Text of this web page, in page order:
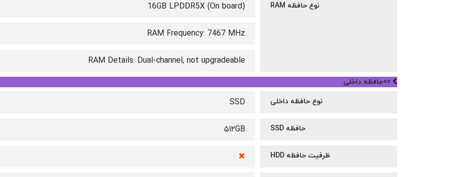
نوع حافظه RAM 16GB LPDDR5X (On board)
RAM Frequency: 7467 MHz
RAM Details: Dual-channel, not upgradeable
>>حافظه داخلی
نوع حافظه داخلی SSD
حافظه SSD ۵۱۲GB
ظرفیت حافظه HDD